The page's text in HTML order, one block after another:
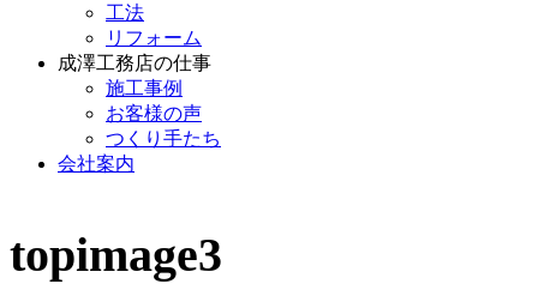
工法
リフォーム
成澤工務店の仕事
施工事例
お客様の声
つくり手たち
会社案内
topimage3